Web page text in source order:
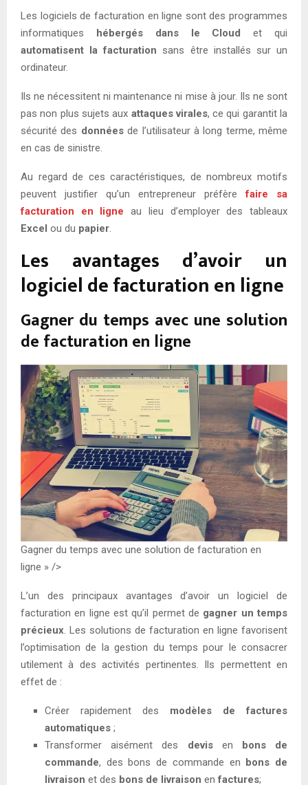
Les logiciels de facturation en ligne sont des programmes
informatiques hébergés dans le Cloud et qui
automatisent la facturation sans être installés sur un
ordinateur.
Ils ne nécessitent ni maintenance ni mise à jour. Ils ne sont
pas non plus sujets aux attaques virales, ce qui garantit la
sécurité des donnéesde l’utilisateur à long terme, même
en cas de sinistre.
Au regard de ces caractéristiques, de nombreux motifs
peuvent justifier qu’un entrepreneur préfèrefaire sa
facturation en ligne au lieu d’employer des tableaux
Excel ou du papier
Les avantages d’avoir un
logiciel de facturation en ligne
Gagner du temps avec une solution
de facturation en ligne
Gagner du temps avec une solution de facturation en
ligne » />
L’un des principaux avantages d’avoir un logiciel de
facturation en ligne est qu’il permet de gagner un temps
précieux. Les solutions de facturation en ligne favorisent
l’optimisation de la gestion du temps pour le consacrer
utilement à des activités pertinentes. Ils permettent en
effet de :
Créer rapidement des modèles de factures
automatiques ;
Transformer aisément des devisen bons de
commande, des bons de commande en bons de
livraison et des bons de livraison enfactures;